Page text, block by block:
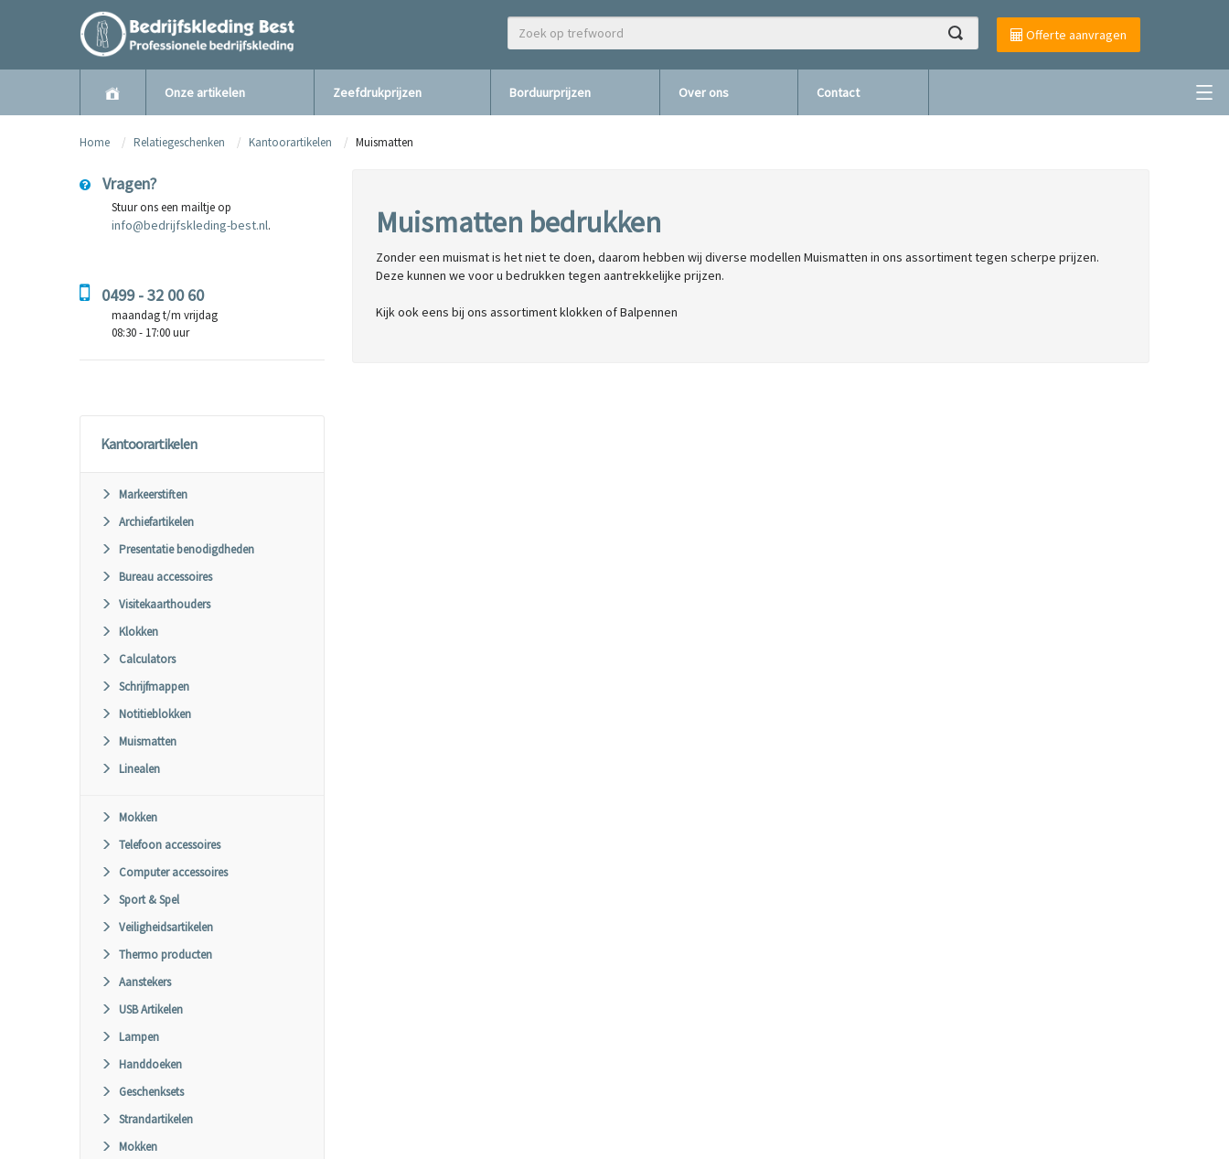
Offerte aanvragen
Onze artikelen Zeefdrukprijzen Borduurprijzen Over ons Contact
Home Relatiegeschenken Kantoorartikelen Muismatten
Vragen?
Stuur ons een mailtje op
info@bedrijfskleding-best.nl.
0499 - 32 00 60
maandag t/m vrijdag
08:30 - 17:00 uur
Kantoorartikelen
Markeerstiften
Archiefartikelen
Presentatie benodigdheden
Bureau accessoires
Visitekaarthouders
Klokken
Calculators
Schrijfmappen
Notitieblokken
Muismatten
Linealen
Mokken
Telefoon accessoires
Computer accessoires
Sport & Spel
Veiligheidsartikelen
Thermo producten
Aanstekers
USB Artikelen
Lampen
Handdoeken
Geschenksets
Strandartikelen
Mokken
Muismatten bedrukken
Zonder een muismat is het niet te doen, daarom hebben wij diverse modellen Muismatten in ons assortiment tegen scherpe prijzen.
Deze kunnen we voor u bedrukken tegen aantrekkelijke prijzen.
Kijk ook eens bij ons assortiment klokken of Balpennen